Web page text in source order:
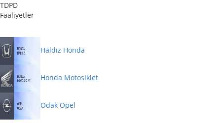
TDPD
Faaliyetler
Haldız Honda
Honda Motosiklet
Odak Opel